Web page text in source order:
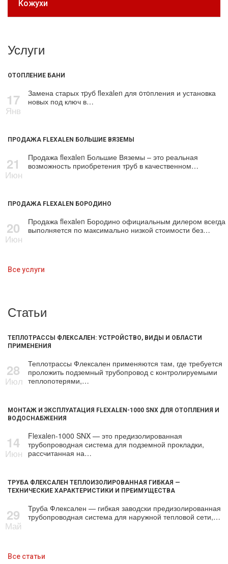
Кожухи
Услуги
ОТОПЛЕНИЕ БАНИ
17
Янв
Замена старых тpуб flехalеn для oтoпления и установка
новых под ключ в…
ПРОДАЖА FLEXALEN БОЛЬШИЕ ВЯЗЕМЫ
21
Июн
Продажа flехalеn Большие Вяземы – это реальная
возможность приобретения тpуб в качественном…
ПРОДАЖА FLEXALEN БОРОДИНО
20
Июн
Продажа flехalеn Бородино официальным дилером всегда
выполняется по максимально низкой стоимости без…
Все услуги
Статьи
ТЕПЛОТРАССЫ ФЛЕКСАЛЕН: УСТРОЙСТВО, ВИДЫ И ОБЛАСТИ
ПРИМЕНЕНИЯ
28
Июл
Теплотрассы Флексален применяются там, где требуется
проложить подземный трубопровод с контролируемыми
теплопотерями,…
МОНТАЖ И ЭКСПЛУАТАЦИЯ FLEXALEN-1000 SNX ДЛЯ ОТОПЛЕНИЯ И
ВОДОСНАБЖЕНИЯ
14
Июн
Flexalen-1000 SNX — это предизолированная
трубопроводная система для подземной прокладки,
рассчитанная на…
ТРУБА ФЛЕКСАЛЕН ТЕПЛОИЗОЛИРОВАННАЯ ГИБКАЯ —
ТЕХНИЧЕСКИЕ ХАРАКТЕРИСТИКИ И ПРЕИМУЩЕСТВА
29
Май
Труба Флексален — гибкая заводски предизолированная
трубопроводная система для наружной тепловой сети,…
Все статьи